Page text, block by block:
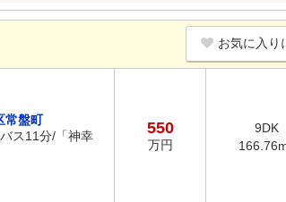
お気に入り
常盤町
ス11分/「神幸
550
万円
9DK